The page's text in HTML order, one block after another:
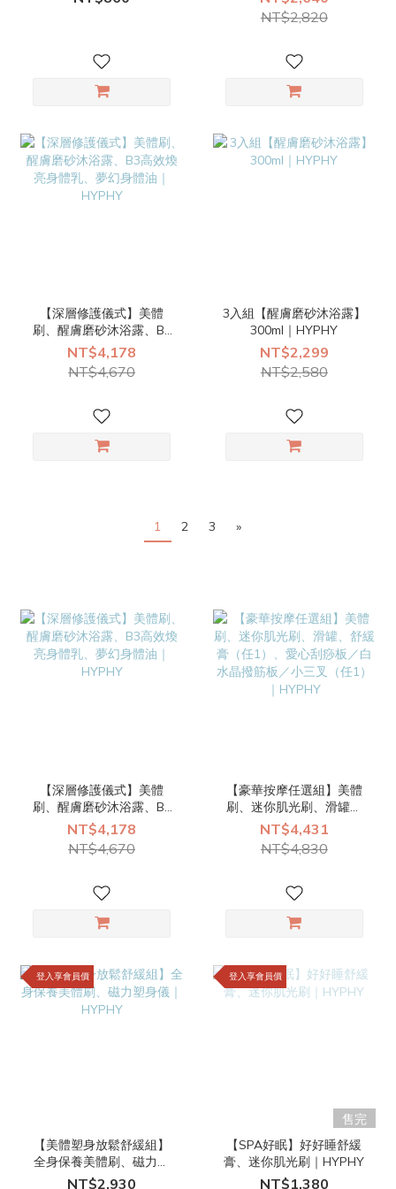
選1）｜HYPHY
NT$2,820
【深層修護儀式】美體
刷、醒膚磨砂沐浴露、B3
高效煥亮身體乳、夢幻身
體油｜HYPHY
NT$4,178
NT$4,670
3入組【醒膚磨砂沐浴露】
300ml｜HYPHY
NT$2,299
NT$2,580
1 2 3 »
【深層修護儀式】美體
刷、醒膚磨砂沐浴露、B3
高效煥亮身體乳、夢幻身
體油｜HYPHY
NT$4,178
NT$4,670
【豪華按摩任選組】美體
刷、迷你肌光刷、滑罐、
舒緩膏（任1）、愛心刮痧
板／白水晶撥筋板／小三
叉（任1）｜HYPHY
NT$4,431
NT$4,830
登入享會員價
【美體塑身放鬆舒緩組】
全身保養美體刷、磁力塑
身儀｜HYPHY
NT$2,930
登入享會員價
售完
【SPA好眠】好好睡舒緩
膏、迷你肌光刷｜HYPHY
NT$1,380